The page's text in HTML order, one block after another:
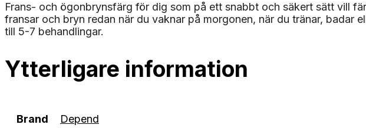
Frans- och ögonbrynsfärg för dig som på ett snabbt och säkert sätt vill
fransar och bryn redan när du vaknar på morgonen, när du tränar, badar
till 5-7 behandlingar.
Ytterligare information
Brand Depend